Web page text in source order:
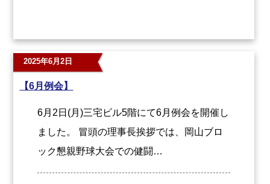
2025年6月2日
【6月例会】
6月2日(月)三宅ビル5階にて6月例会を開催し
ました。 冒頭の理事長挨拶では、岡山ブロ
ック懇親野球大会での健闘…